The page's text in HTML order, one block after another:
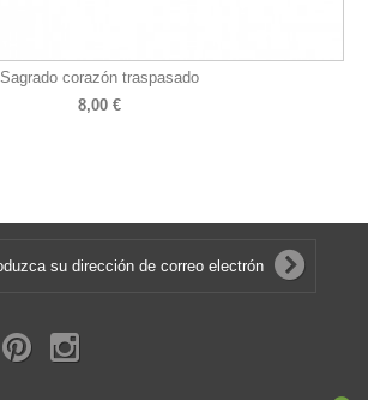
Sagrado corazón traspasado
8,00 €